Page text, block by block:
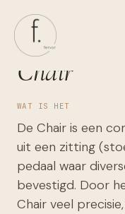
Skip
to
main
Chair
WAT IS HET
De Chair is een
uit een zitting
pedaal waar
bevestigd. Door
Chair veel